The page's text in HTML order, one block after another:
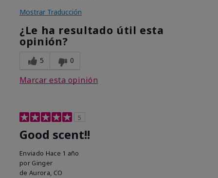
Mostrar Traducción
¿Le ha resultado útil esta
opinión?
5 0
Marcar esta opinión
5
Good scent!!
Enviado Hace 1 año
por Ginger
de Aurora, CO